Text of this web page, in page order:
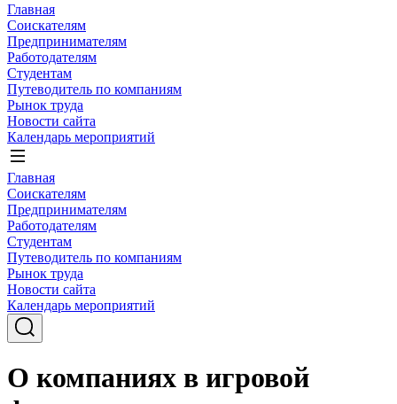
Главная
Соискателям
Предпринимателям
Работодателям
Студентам
Путеводитель по компаниям
Рынок труда
Новости сайта
Календарь мероприятий
Главная
Соискателям
Предпринимателям
Работодателям
Студентам
Путеводитель по компаниям
Рынок труда
Новости сайта
Календарь мероприятий
О компаниях в игровой